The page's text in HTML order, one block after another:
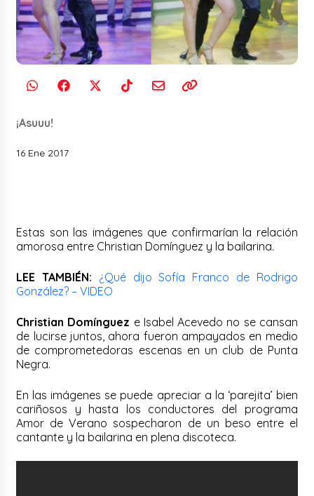
¡Asuuu!
16 Ene 2017
Estas son las imágenes que confirmarían la relación
amorosa entre Christian Domínguez y la bailarina.
LEE TAMBIÉN: ¿Qué dijo Sofía Franco de Rodrigo
González? – VIDEO
Christian Domínguez e Isabel Acevedo no se cansan
de lucirse juntos, ahora fueron ampayados en medio
de comprometedoras escenas en un club de Punta
Negra.
En las imágenes se puede apreciar a la ‘parejita’ bien
cariñosos y hasta los conductores del programa
Amor de Verano sospecharon de un beso entre el
cantante y la bailarina en plena discoteca.